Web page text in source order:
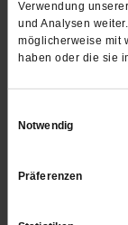
Verwendung
und Analysen
möglicherweise mit
haben oder die sie
Notwendig
Präferenzen